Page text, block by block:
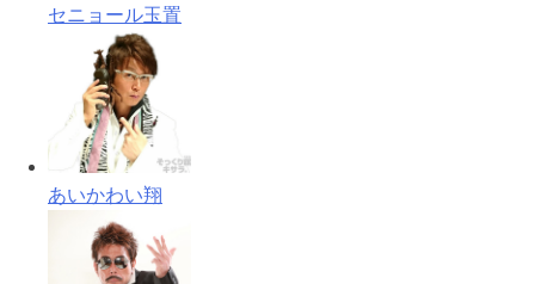
セニョール玉置
あいかわい翔